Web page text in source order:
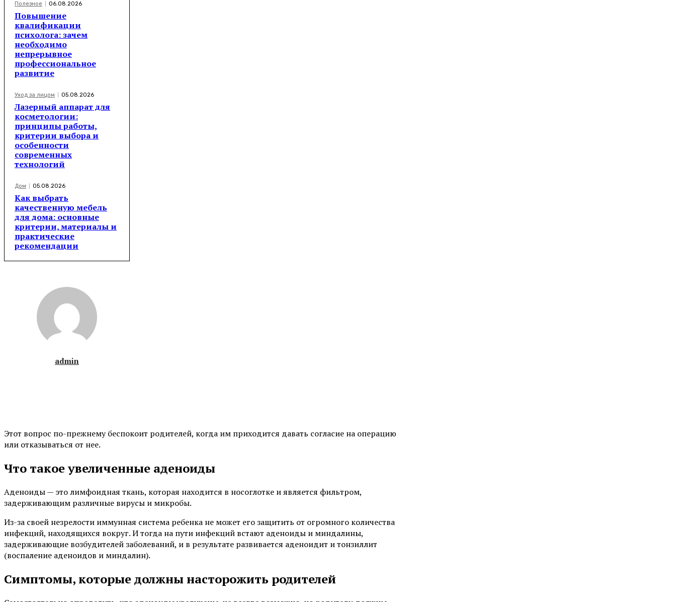
Полезное 06.08.2026
Повышение
квалификации
психолога: зачем
необходимо
непрерывное
профессиональное
развитие
Уход за лицом 05.08.2026
Лазерный аппарат для
косметологии:
принципы работы,
критерии выбора и
особенности
современных
технологий
Дом 05.08.2026
Как выбрать
качественную мебель
для дома: основные
критерии, материалы и
практические
рекомендации
admin
Этот вопрос по-прежнему беспокоит родителей, когда им приходится давать согласие на операцию
или отказываться от нее.
Что такое увеличенные аденоиды
Аденоиды — это лимфоидная ткань, которая находится в носоглотке и является фильтром,
задерживающим различные вирусы и микробы.
Из-за своей незрелости иммунная система ребенка не может его защитить от огромного количества
инфекций, находящихся вокруг. И тогда на пути инфекций встают аденоиды и миндалины,
задерживающие возбудителей заболеваний, и в результате развивается аденоидит и тонзиллит
(воспаление аденоидов и миндалин).
Симптомы, которые должны насторожить родителей